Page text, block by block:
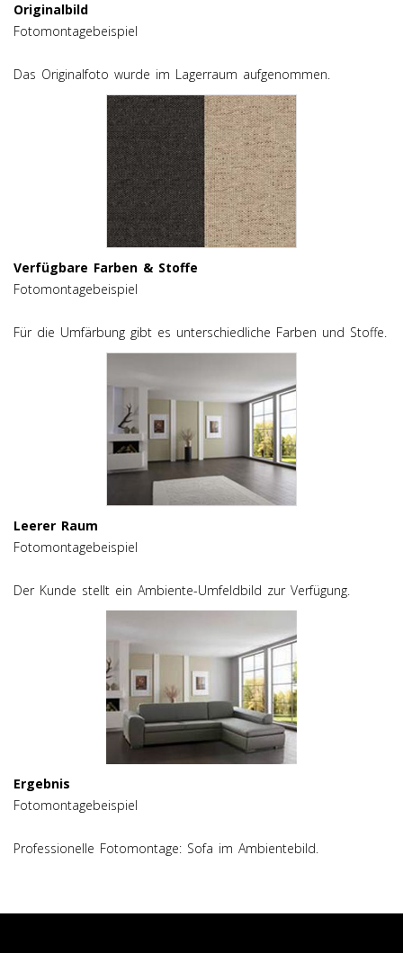
Originalbild
Fotomontagebeispiel
Das Originalfoto wurde im Lagerraum aufgenommen.
Verfügbare Farben & Stoffe
Fotomontagebeispiel
Für die Umfärbung gibt es unterschiedliche Farben und Stoffe.
Leerer Raum
Fotomontagebeispiel
Der Kunde stellt ein Ambiente-Umfeldbild zur Verfügung.
Ergebnis
Fotomontagebeispiel
Professionelle Fotomontage: Sofa im Ambientebild.